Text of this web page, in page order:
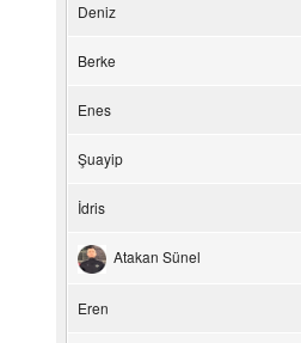
Deniz
Berke
Enes
Şuayip
İdris
Atakan Sünel
Eren